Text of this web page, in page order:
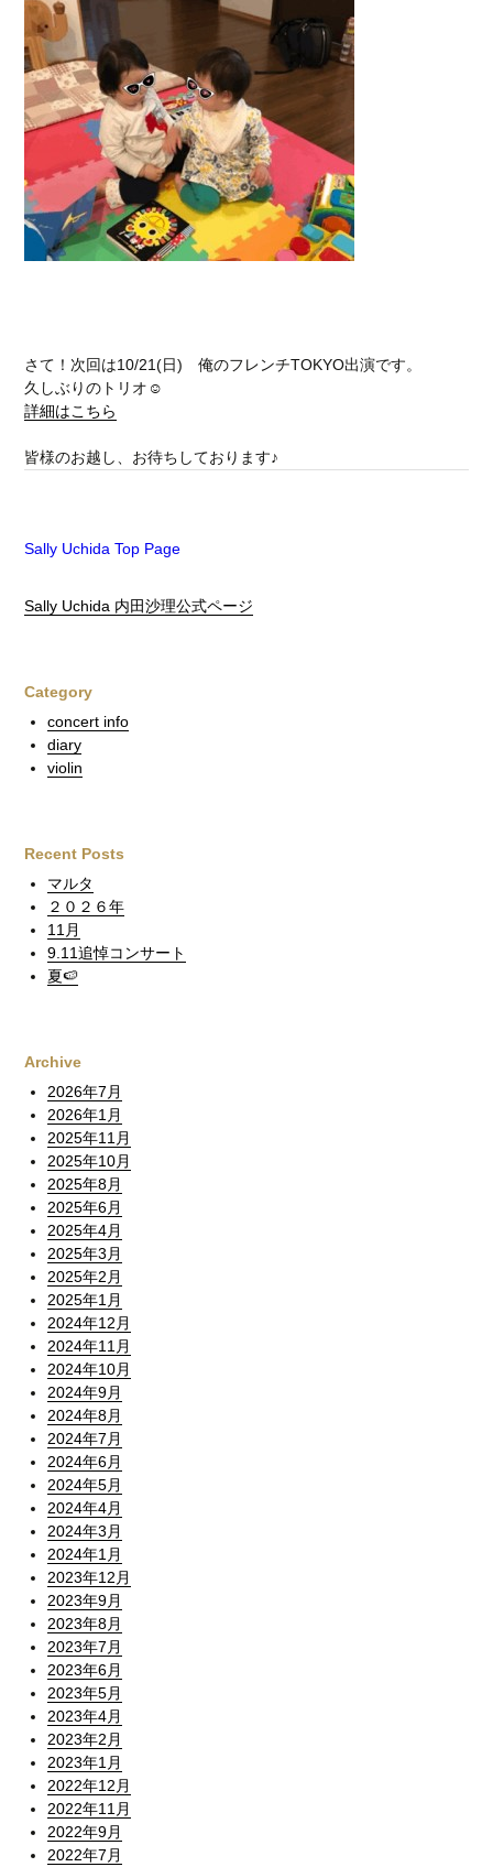
さて！次回は10/21(日) 俺のフレンチTOKYO出演です。
久しぶりのトリオ☺
詳細はこちら
皆様のお越し、お待ちしております♪
Sally Uchida Top Page
Sally Uchida 内田沙理公式ページ
Category
concert info
diary
violin
Recent Posts
マルタ
２０２６年
11月
9.11追悼コンサート
夏🍉
Archive
2026年7月
2026年1月
2025年11月
2025年10月
2025年8月
2025年6月
2025年4月
2025年3月
2025年2月
2025年1月
2024年12月
2024年11月
2024年10月
2024年9月
2024年8月
2024年7月
2024年6月
2024年5月
2024年4月
2024年3月
2024年1月
2023年12月
2023年9月
2023年8月
2023年7月
2023年6月
2023年5月
2023年4月
2023年2月
2023年1月
2022年12月
2022年11月
2022年9月
2022年7月